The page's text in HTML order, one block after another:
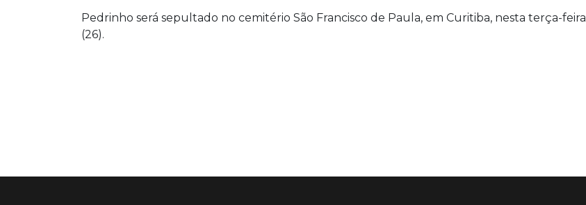
Pedrinho será sepultado no cemitério São Francisco de Paula, em Curitiba, nesta terça-feira
(26).